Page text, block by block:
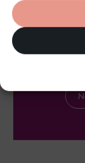
Sluit je aan
Heb je vragen
nog contact